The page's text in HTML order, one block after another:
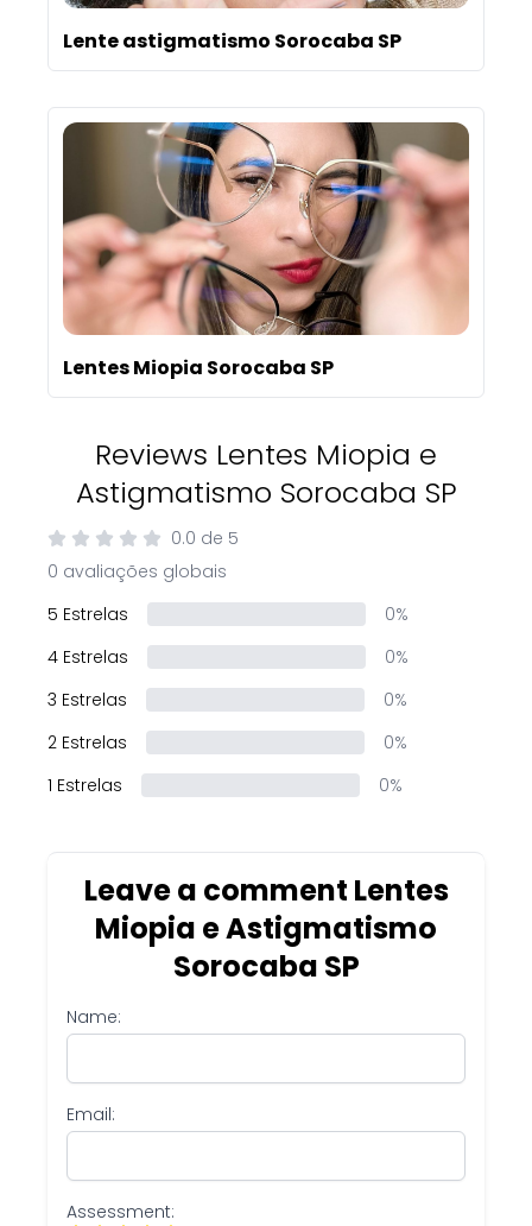
Lente astigmatismo Sorocaba SP
Lentes Miopia Sorocaba SP
Reviews Lentes Miopia e
Astigmatismo Sorocaba SP
0.0 de 5
0 avaliações globais
5 Estrelas
0%
4 Estrelas
0%
3 Estrelas
0%
2 Estrelas
0%
1 Estrelas
0%
Leave a comment Lentes
Miopia e Astigmatismo
Sorocaba SP
Name:
Email:
Assessment: